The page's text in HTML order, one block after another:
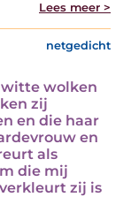
Lees meer >
netgedicht
wolken
zij
en die haar
en
als
die mij
zij is